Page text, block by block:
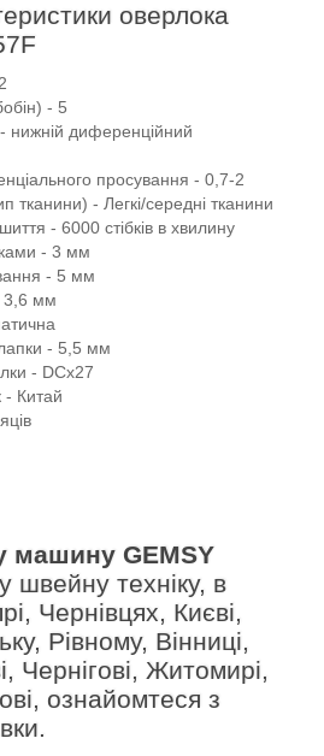
оверлока
- 5
нижній диференційний
просування - 0,7-2
тканини) - Легкі/середні тканини
- 6000 стібків в хвилину
- 3 мм
- 5 мм
3,6 мм
- 5,5 мм
- DCx27
- Китай
машину GEMSY
швейну техніку, в
Чернівцях, Києві,
Рівному, Вінниці,
Чернігові, Житомирі,
ознайомтеся з